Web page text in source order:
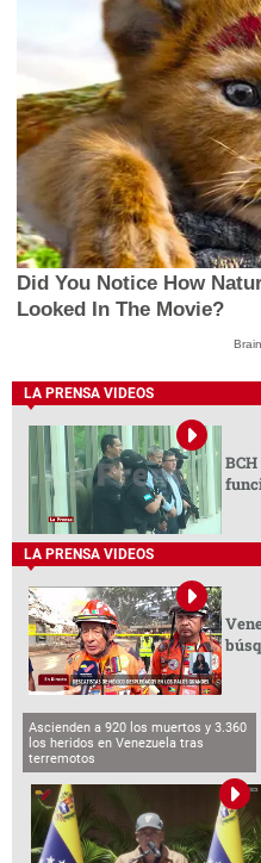
Did You Notice How
Looked In The Movie?
LA PRENSA VIDEOS
LA PRENSA VIDEOS
Ascienden a 920 los muertos y 3.360
los heridos en Venezuela tras
terremotos